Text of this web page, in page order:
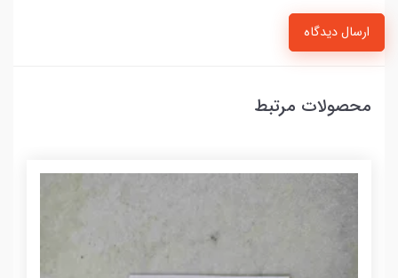
ارسال دیدگاه
محصولات مرتبط